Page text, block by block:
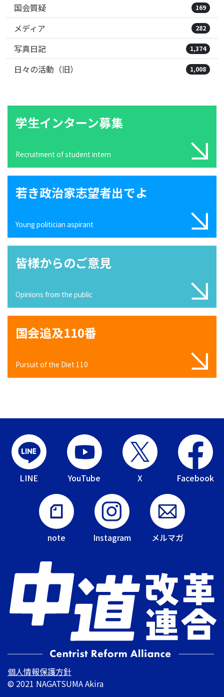
国会質疑 169
メディア 282
写真日記 1,374
日々の活動（旧） 1,008
学生インターン募集
Recruitment of student intern
若き政治家志望者出でよ
Young politician aspirant
皆様からのご意見
Opinions from the public
国会追及110番
Pursuit of the Diet 110
LINE YouTube X Facebook
note Instagram メルマガ
個人情報保護方針
© 2021 NAGATSUMA Akira